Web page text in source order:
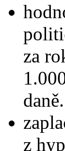
za
daně.
z